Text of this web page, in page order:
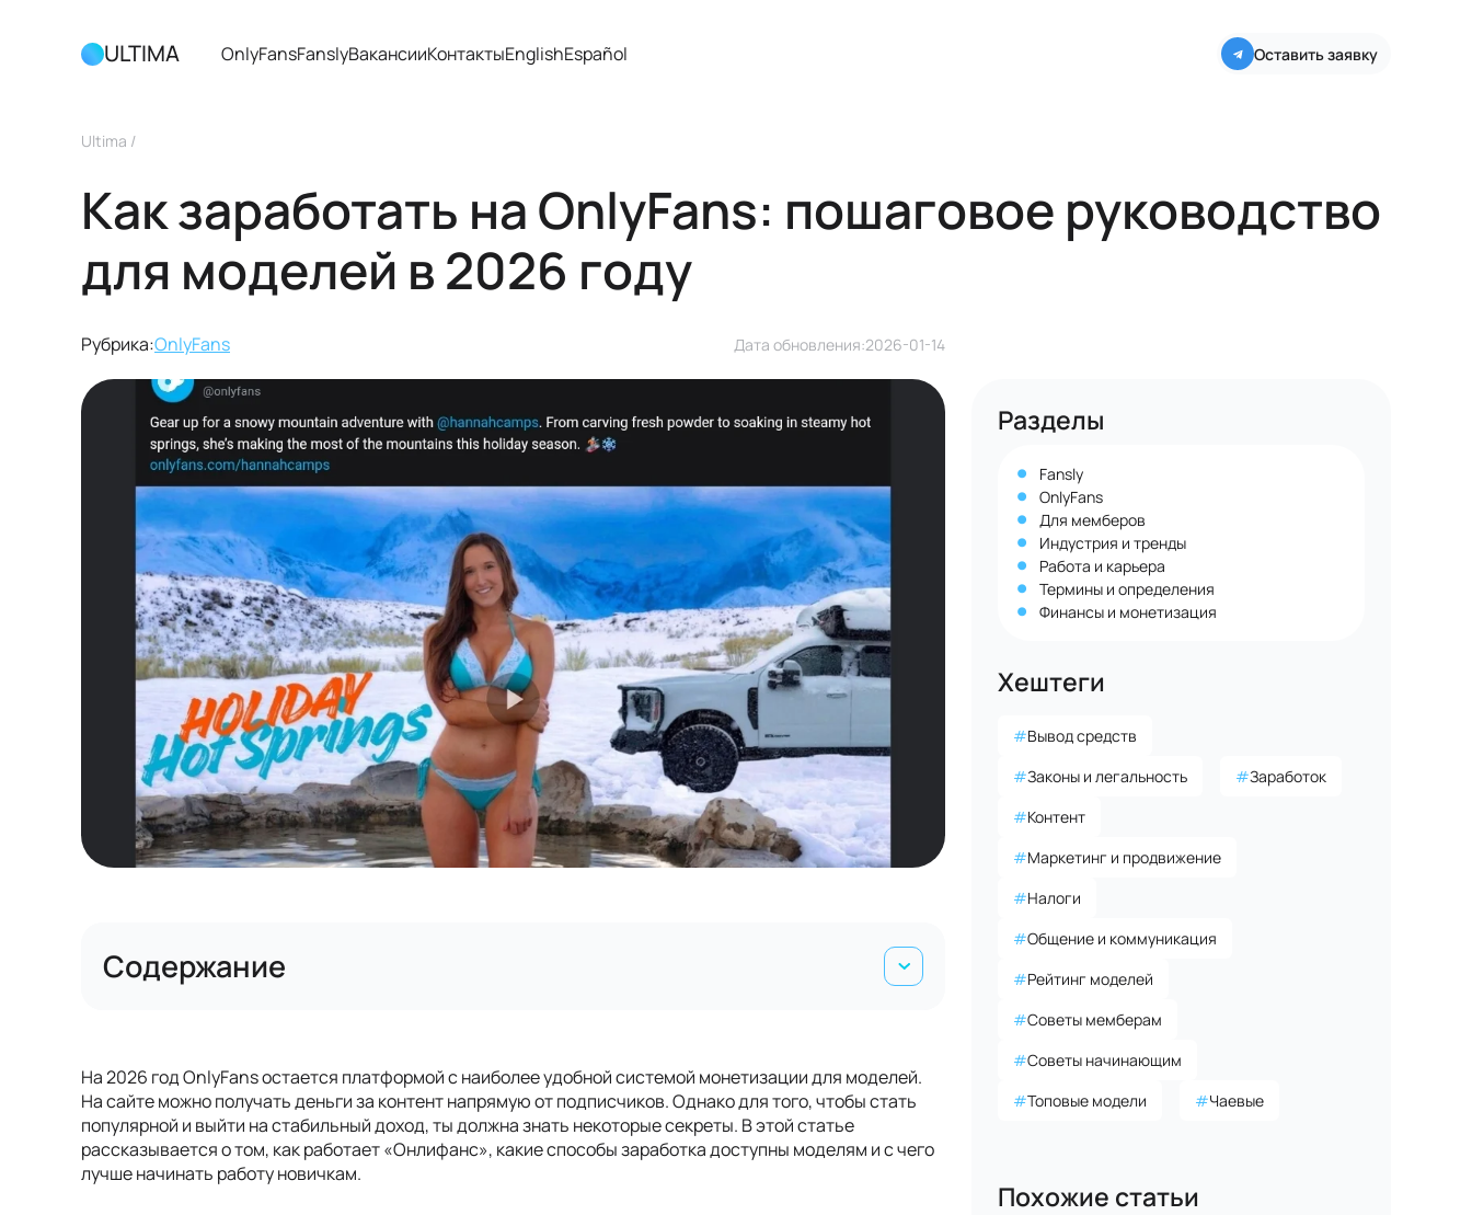
ULTIMA OnlyFansFanslyВакансииКонтактыEnglishEspañol Оставить заявку
Ultima /
Как заработать на OnlyFans: пошаговое руководство
для моделей в 2026 году
Рубрика:OnlyFans Дата обновления:2026-01-14
Содержание
На 2026 год OnlyFans остается платформой с наиболее удобной системой монетизации для моделей.
На сайте можно получать деньги за контент напрямую от подписчиков. Однако для того, чтобы стать
популярной и выйти на стабильный доход, ты должна знать некоторые секреты. В этой статье
рассказывается о том, как работает «Онлифанс», какие способы заработка доступны моделям и с чего
лучше начинать работу новичкам.
Разделы
Fansly
OnlyFans
Для мемберов
Индустрия и тренды
Работа и карьера
Термины и определения
Финансы и монетизация
Хештеги
#Вывод средств
#Законы и легальность #Заработок
#Контент
#Маркетинг и продвижение
#Налоги
#Общение и коммуникация
#Рейтинг моделей
#Советы мемберам
#Советы начинающим
#Топовые модели #Чаевые
Похожие статьи